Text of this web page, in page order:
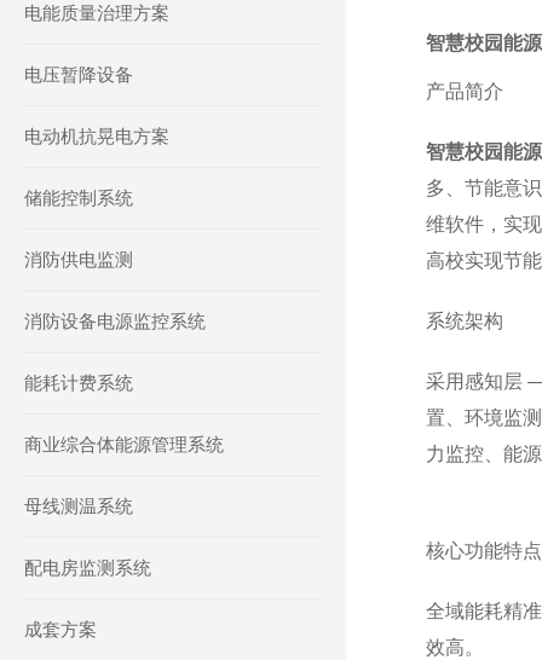
电能质量治理方案
电压暂降设备
电动机抗晃电方案
储能控制系统
消防供电监测
消防设备电源监控系统
能耗计费系统
商业综合体能源管理系统
母线测温系统
配电房监测系统
成套方案
智慧校园能
产品简介
智慧校园能
多、节能意
维软件，实
高校实现节
系统架构
采用感知层
置、环境监
力监控、能
核心功能特点
全域能耗精
效高。